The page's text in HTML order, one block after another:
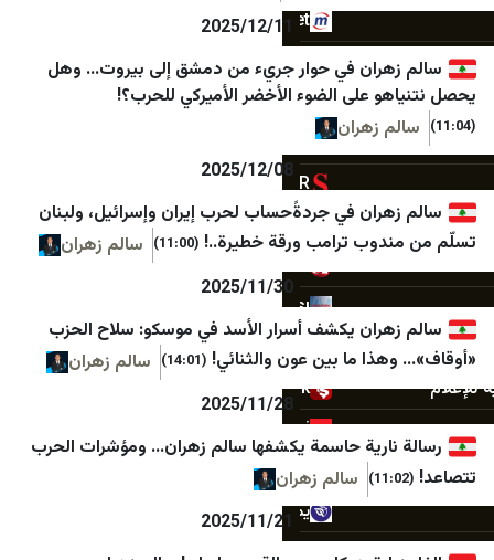
NTV
NY Times
SOLTV
StarTR
TOBB
Türkiye Gazetesi
Türkiye Haber Ajansı
Ulusal Kanal
Yeni Şafak
Yurt Gazetesi
Bianet
يمن ديلي نيوز
الصحوة نت
موقع نشامى الاخباري
القلعة نيوز
وطنا نيوز
اليوم السابع
البديل مصر
صدى البلد
مدى مصر
2025/12/11
في حوار جريء من دمشق إلى بيروت… وهل
على الضوء الأخضر الأميركي للحرب؟!
زهران
2025/12/08
في جردةًحساب لحرب إيران وإسرائيل، ولبنان
ترامب ورقة خطيرة..!
سالم زهران
2025/11/30
يكشف أسرار الأسد في موسكو: سلاح الحزب
ما بين عون والثنائي!
سالم زهران
2025/11/28
حاسمة يكشفها سالم زهران… ومؤشرات الحرب
سالم زهران
2025/11/21